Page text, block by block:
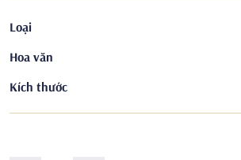
Loại
Hoa văn
Kích thước